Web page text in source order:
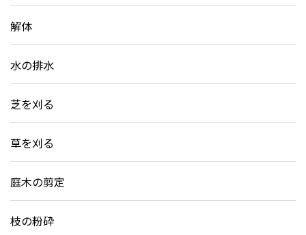
解体
水の排水
芝を刈る
草を刈る
庭木の剪定
枝の粉砕